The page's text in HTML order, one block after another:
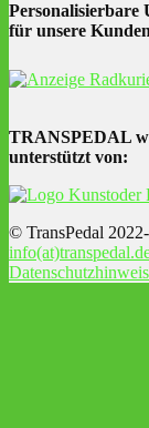
Personalisierbare
für unsere Kunden
TRANSPEDAL
unterstützt von:
© TransPedal